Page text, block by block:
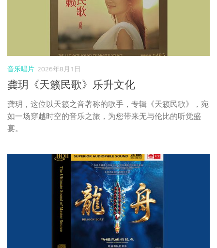
龚玥，这位以天籁之音著称的歌手，专辑《天籁民歌》，宛
如一场穿越时空的音乐之旅，为您带来无与伦比的听觉盛
2026年8月1日
《龙舟》天艺音乐
这张专辑承载着岭南水乡记忆与海内外华人的家国乡愁，镌
刻着国人拼搏奋进的精神底色，以创新民俗音乐形式，让千
年龙舟文化得以被听见、被珍藏、被持续传承。